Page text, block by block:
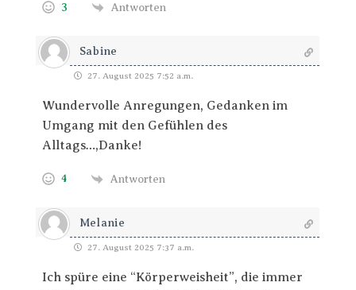
3 Antworten
Sabine
27. August 2025 7:52 a.m.
Wundervolle Anregungen, Gedanken im
Umgang mit den Gefühlen des
Alltags…,Danke!
4 Antworten
Melanie
27. August 2025 7:37 a.m.
Ich spüre eine “Körperweisheit”, die immer